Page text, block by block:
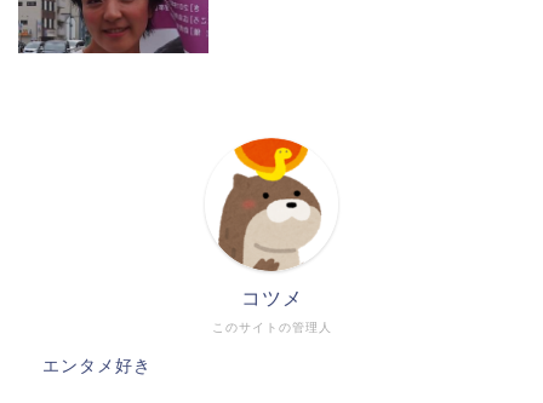
このサイトの管理人
コツメ
エンタメ好き